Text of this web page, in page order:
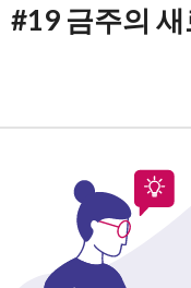
#19 금주의